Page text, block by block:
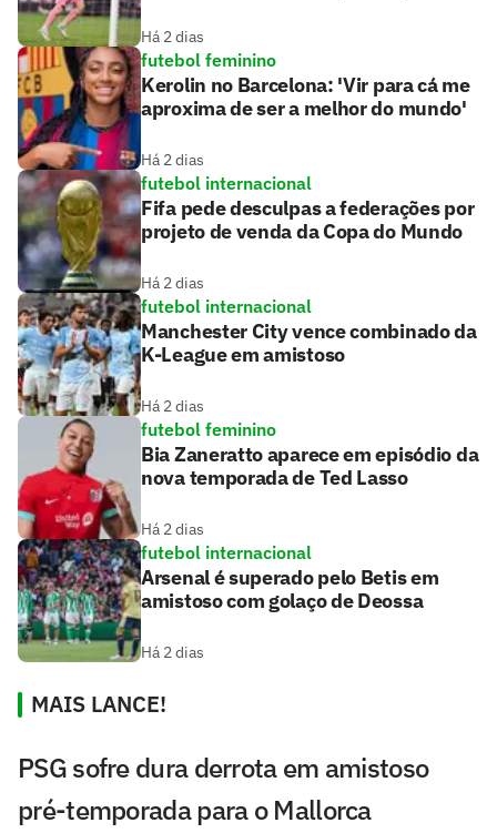
Há 2 dias
futebol feminino
Kerolin no Barcelona: 'Vir para cá me
aproxima de ser a melhor do mundo'
Há 2 dias
futebol internacional
Fifa pede desculpas a federações por
projeto de venda da Copa do Mundo
Há 2 dias
futebol internacional
Manchester City vence combinado da
K-League em amistoso
Há 2 dias
futebol feminino
Bia Zaneratto aparece em episódio da
nova temporada de Ted Lasso
Há 2 dias
futebol internacional
Arsenal é superado pelo Betis em
amistoso com golaço de Deossa
Há 2 dias
MAIS LANCE!
PSG sofre dura derrota em amistoso
pré-temporada para o Mallorca